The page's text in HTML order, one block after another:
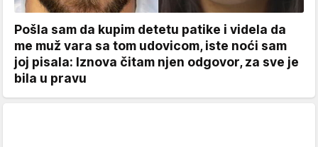
Pošla sam da kupim detetu patike i videla da
me muž vara sa tom udovicom, iste noći sam
joj pisala: Iznova čitam njen odgovor, za sve je
bila u pravu